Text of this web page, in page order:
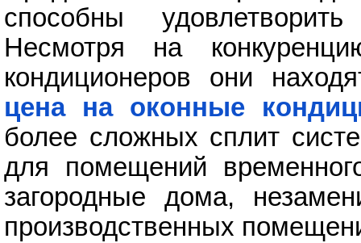
способны
Несмотря на
кондиционеров они
цена на оконные
более сложных сплит
для помещений
загородные дома,
производственных